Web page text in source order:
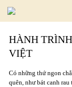
HÀNH
VIỆT
Có những thứ ngon
quên, như bát canh